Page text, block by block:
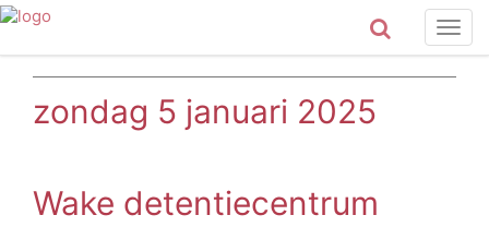
zondag 5 januari 2025
Wake detentiecentrum